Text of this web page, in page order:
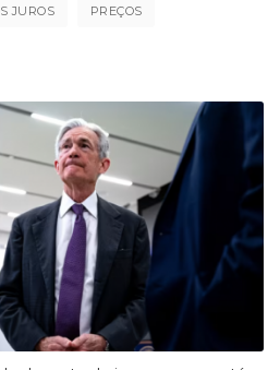
JUROS PREÇOS